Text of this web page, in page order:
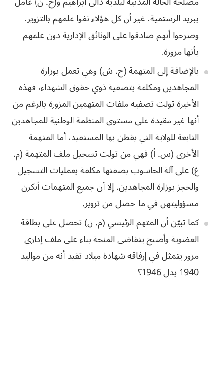
ببريد الرستمية، غير أن كل هؤلاء نفوا علمهم بالتزوير،
وصرحوا أنهم صادقوا على الوثائق الإدارية دون علمهم
بأنها مزورة.
بالإضافة إلى المتهمة (ح. ش) وهي تعمل بوزارة
المجاهدين ومكلفة بتصفية ذوي حقوق الشهداء، فهذه
الأخيرة تولت تصفية ملفات المتهمين المزورة بالرغم من
أنها غير مقيدة على مستوى المنظمة الوطنية للمجاهدين
التابعة للولاية التي يقطن بها المستفيد، أما المتهمة
الأخرى (س.أ)فهيمنتولتتسجيلملفالمتهمة(م.
غ)علىآلةالحاسوببصفتهامكلفةبعملياتالتسجيل
والحجزبوزارةالمجاهدين.إلاأنجميعالمتهماتأنكرن
مسؤوليتهنفيماحصلمنتزوير.
كماتبيّنأنالمتهمالرئيسي(م.ن)تحصلعلىبطاقة
العضويةوأصبحيتقاضىالمنحةبناءعلىملفإداري
مزوريتمثلفيإرفاقهشهادةميلادتفيدأنهمنمواليد
1940 بدل1946؟